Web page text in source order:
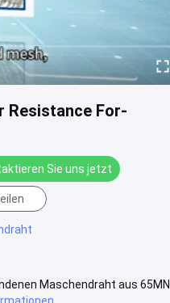
Resistance For-
Sie uns jetzt
Maschendraht aus 65MN